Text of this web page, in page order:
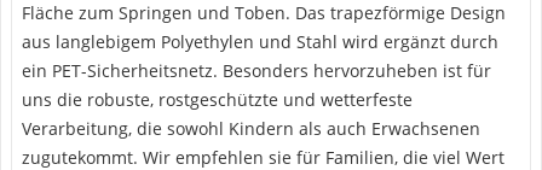
Fläche zum Springen und Toben. Das trapezförmige Design
aus langlebigem Polyethylen und Stahl wird ergänzt durch
ein PET-Sicherheitsnetz. Besonders hervorzuheben ist für
uns die robuste, rostgeschützte und wetterfeste
Verarbeitung, die sowohl Kindern als auch Erwachsenen
zugutekommt. Wir empfehlen sie für Familien, die viel Wert